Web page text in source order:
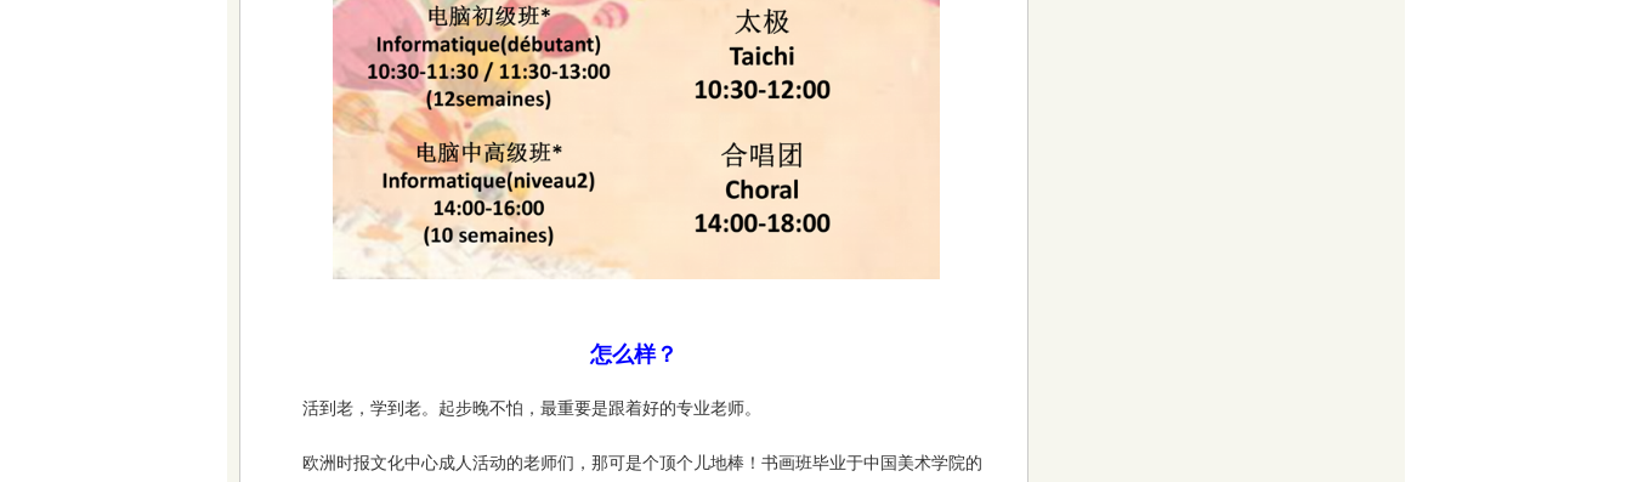
怎么样？
活到老，学到老。起步晚不怕，最重要是跟着好的专业老师。
欧洲时报文化中心成人活动的老师们，那可是个顶个儿地棒！书画班毕业于中国美术学院的